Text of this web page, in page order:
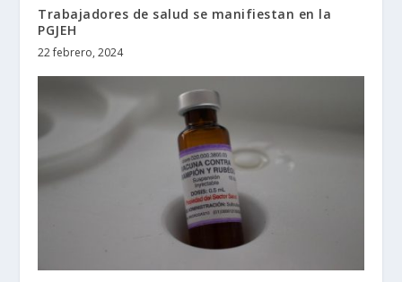
Trabajadores de salud se manifiestan en la
PGJEH
22 febrero, 2024